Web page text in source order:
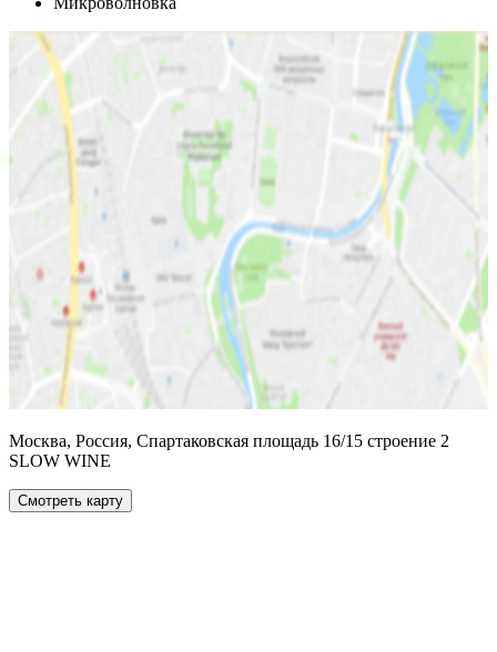
Москва, Россия, Спартаковская площадь 16/15 строение 2
SLOW WINE
Смотреть карту